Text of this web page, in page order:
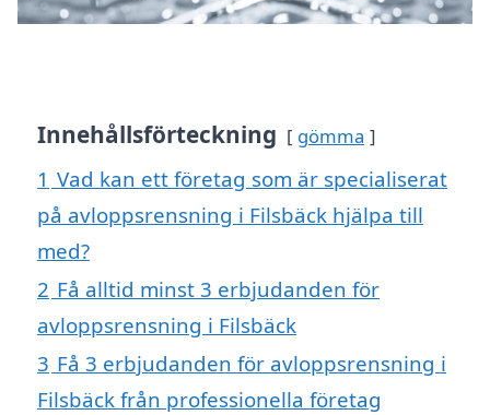
Innehållsförteckning gömma
1 Vad kan ett företag som är specialiserat
på avloppsrensning i Filsbäck hjälpa till
med?
2 Få alltid minst 3 erbjudanden för
avloppsrensning i Filsbäck
3 Få 3 erbjudanden för avloppsrensning i
Filsbäck från professionella företag